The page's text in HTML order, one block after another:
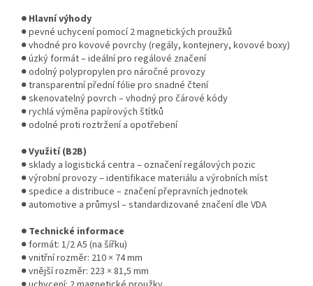
● Hlavní výhody
● pevné uchycení pomocí 2 magnetických proužků
● vhodné pro kovové povrchy (regály, kontejnery, kovové boxy)
● úzký formát – ideální pro regálové značení
● odolný polypropylen pro náročné provozy
● transparentní přední fólie pro snadné čtení
● skenovatelný povrch – vhodný pro čárové kódy
● rychlá výměna papírových štítků
● odolné proti roztržení a opotřebení
● Využití (B2B)
● sklady a logistická centra – označení regálových pozic
● výrobní provozy – identifikace materiálu a výrobních míst
● spedice a distribuce – značení přepravních jednotek
● automotive a průmysl – standardizované značení dle VDA
● Technické informace
● formát: 1/2 A5 (na šířku)
● vnitřní rozměr: 210 × 74 mm
● vnější rozměr: 223 × 81,5 mm